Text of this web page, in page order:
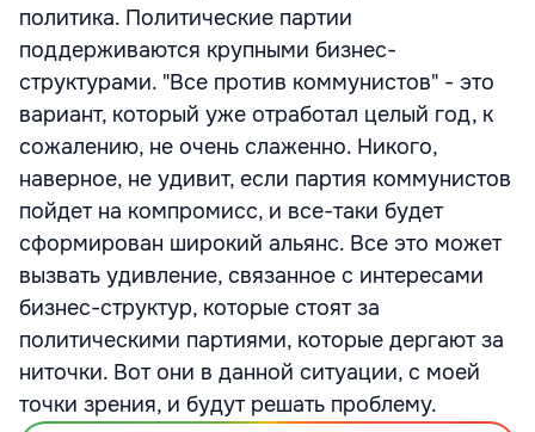
политика. Политические партии
поддерживаются крупными бизнес-
структурами. "Все против коммунистов" - это
вариант, который уже отработал целый год, к
сожалению, не очень слаженно. Никого,
наверное, не удивит, если партия коммунистов
пойдет на компромисс, и все-таки будет
сформирован широкий альянс. Все это может
вызвать удивление, связанное с интересами
бизнес-структур, которые стоят за
политическими партиями, которые дергают за
ниточки. Вот они в данной ситуации, с моей
точки зрения, и будут решать проблему.